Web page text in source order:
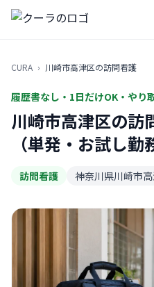
CURA › 川崎市高津区の訪問看護
履歴書なし・1日だけOK・やり
川崎市高津区の訪
（単発・お試し勤
訪問看護 神奈川県川崎市